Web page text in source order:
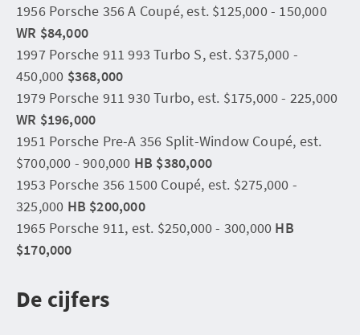
1956 Porsche 356 A Coupé, est. $125,000 - 150,000
WR $84,000
1997 Porsche 911 993 Turbo S, est. $375,000 -
450,000 $368,000
1979 Porsche 911 930 Turbo, est. $175,000 - 225,000
WR $196,000
1951 Porsche Pre-A 356 Split-Window Coupé, est.
$700,000 - 900,000 HB $380,000
1953 Porsche 356 1500 Coupé, est. $275,000 -
325,000 HB $200,000
1965 Porsche 911, est. $250,000 - 300,000 HB
$170,000
De cijfers